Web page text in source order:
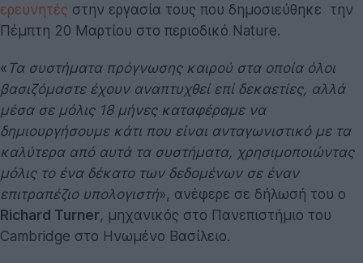
ερευνητές στην εργασία τους που δημοσιεύθηκε την
Πέμπτη 20 Μαρτίου στο περιοδικό Nature.
« Τα συστήματα πρόγνωσης καιρού στα οποία όλοι
βασιζόμαστε έχουν αναπτυχθεί επί δεκαετίες, αλλά
μέσα σε μόλις 18 μήνες καταφέραμε να
δημιουργήσουμε κάτι που είναι ανταγωνιστικό με τα
καλύτερα από αυτά τα συστήματα, χρησιμοποιώντας
μόλις το ένα δέκατο των δεδομένων σε έναν
επιτραπέζιο υπολογιστή», ανέφερε σε δήλωσή του ο
Richard Turner, μηχανικός στο Πανεπιστήμιο του
Cambridge στο Ηνωμένο Βασίλειο.